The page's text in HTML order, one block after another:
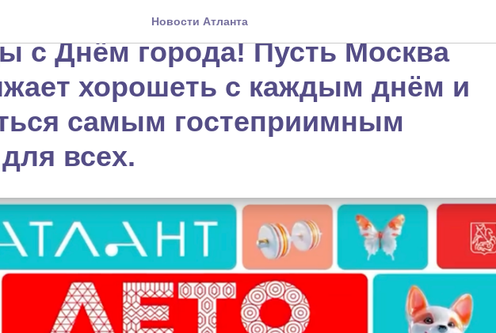
Новости Атланта
всех москвичей и гостей
с Днём города! Пусть Москва
хорошеть с каждым днём и
самым гостеприимным
всех.